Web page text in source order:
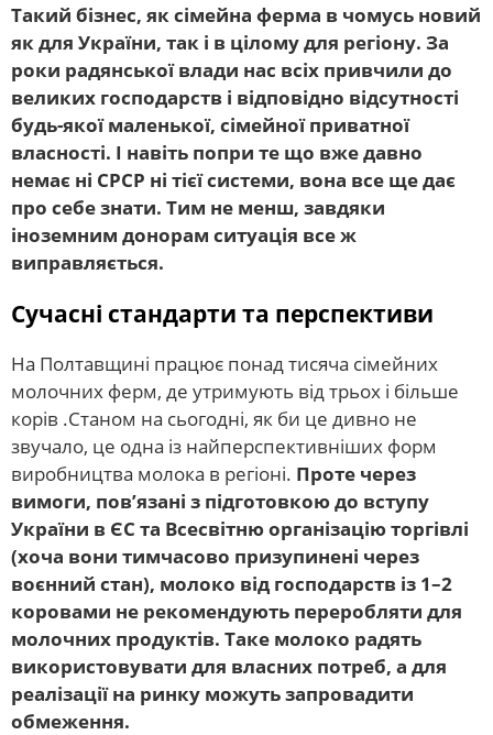
Такий бізнес, як сімейна ферма в чомусь новий
як для України, так і в цілому для регіону. За
роки радянської влади нас всіх привчили до
великих господарств і відповідно відсутності
будь-якої маленької, сімейної приватної
власності. І навіть попри те що вже давно
немає ні СРСР ні тієї системи, вона все ще дає
про себе знати. Тим не менш, завдяки
іноземним донорам ситуація все ж
виправляється.
Сучасні стандарти та перспективи
На Полтавщині працює понад тисяча сімейних
молочних ферм, де утримують від трьох і більше
корів .Станом на сьогодні, як би це дивно не
звучало, це одна із найперспективніших форм
виробництва молока в регіоні. Проте через
вимоги, пов’язані з підготовкою до вступу
України в ЄС та Всесвітню організацію торгівлі
(хоча вони тимчасово призупинені через
воєнний стан), молоко від господарств із 1–2
коровами не рекомендують переробляти для
молочних продуктів. Таке молоко радять
використовувати для власних потреб, а для
реалізації на ринку можуть запровадити
обмеження.